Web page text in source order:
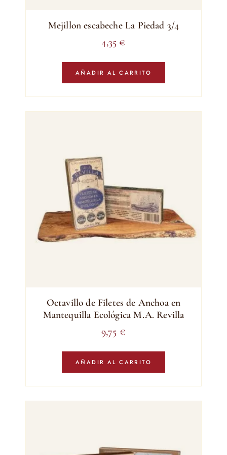
Mejillon escabeche La Piedad 3/4
4,35 €
AÑADIR AL CARRITO
Octavillo de Filetes de Anchoa en
Mantequilla Ecológica M.A. Revilla
9,75 €
AÑADIR AL CARRITO